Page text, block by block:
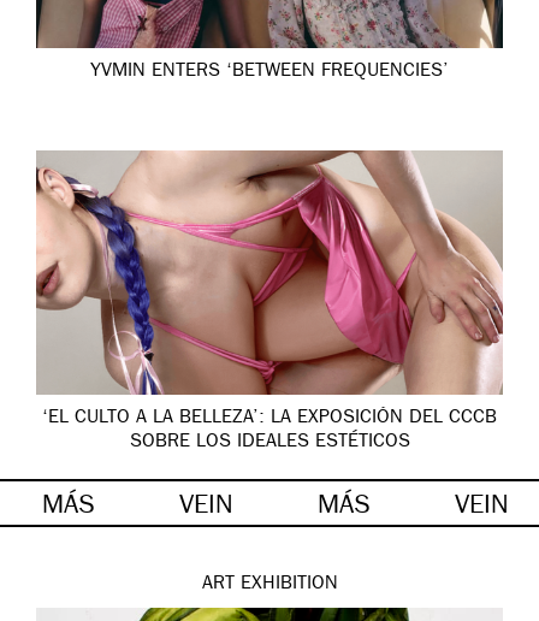
YVMIN ENTERS ‘BETWEEN FREQUENCIES’
‘EL CULTO A LA BELLEZA’: LA EXPOSICIÓN DEL CCCB
SOBRE LOS IDEALES ESTÉTICOS
MÁS VEIN MÁS VEIN
ART EXHIBITION